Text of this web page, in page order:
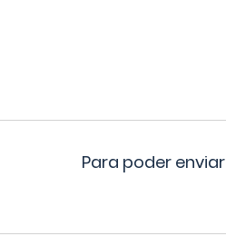
Para poder